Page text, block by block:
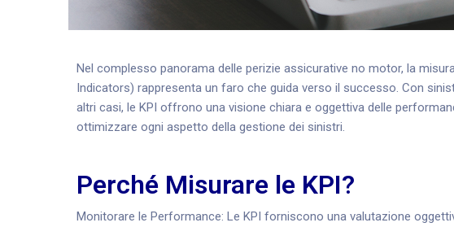
Nel complesso panorama delle perizie assicurative no motor, la
Indicators) rappresenta un faro che guida verso il successo. Con
altri casi, le KPI offrono una visione chiara e oggettiva delle
ottimizzare ogni aspetto della gestione dei sinistri.
Perché Misurare le KPI?
Monitorare le Performance: Le KPI forniscono una valutazione